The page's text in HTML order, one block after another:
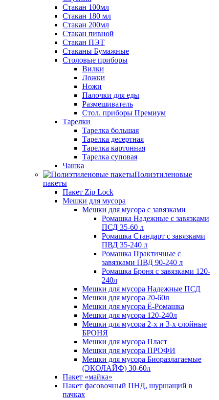
Стакан 100мл
Стакан 180 мл
Стакан 200мл
Стакан пивной
Стакан ПЭТ
Стаканы Бумажные
Столовые приборы
Вилки
Ложки
Ножи
Палочки для еды
Размешиватель
Стол. приборы Премиум
Тарелки
Тарелка большая
Тарелка десертная
Тарелка картонная
Тарелка суповая
Чашка
Полиэтиленовые
пакеты
Пакет Zip Lock
Мешки для мусора
Мешки для мусора с завязками
Ромашка Надежные с завязками
ПСД 35-60 л
Ромашка Стандарт с завязками
ПВД 35-240 л
Ромашка Практичные с
завязками ПВД 90-240 л
Ромашка Броня с завязками 120-
240л
Мешки для мусора Надежные ПСД
Мешки для мусора 20-60л
Мешки для мусора Ё-Ромашка
Мешки для мусора 120-240л
Мешки для мусора 2-х и 3-х слойные
БРОНЯ
Мешки для мусора Пласт
Мешки для мусора ПРОФИ
Мешки для мусора Биоразлагаемые
(ЭКОЛАЙФ) 30-60л
Пакет «майка»
Пакет фасовочный ПНД, шуршащий в
пачках